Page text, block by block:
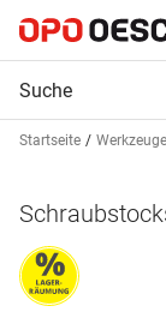
Startseite